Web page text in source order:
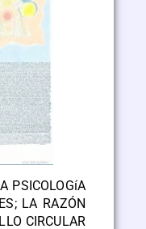
PSICOLOGíA
LA RAZÓN
CIRCULAR